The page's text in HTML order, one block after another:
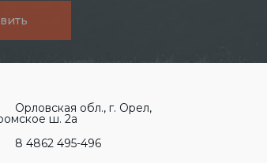
Орловская обл., г. Орел,
ш. 2а
8 4862 495-496